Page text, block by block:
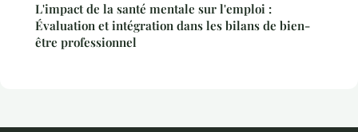
L'impact de la santé mentale sur l'emploi :
Évaluation et intégration dans les bilans de bien-
être professionnel